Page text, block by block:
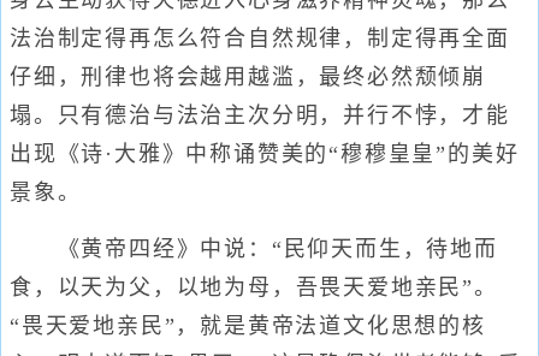
法治制定得再怎么符合自然规律，制定得再全面
仔细，刑律也将会越用越滥，最终必然颓倾崩
塌。只有德治与法治主次分明，并行不悖，才能
出现《诗·大雅》中称诵赞美的“穆穆皇皇”的美好
景象。
《黄帝四经》中说：“民仰天而生，待地而
食，以天为父，以地为母，吾畏天爱地亲民”。
“畏天爱地亲民”，就是黄帝法道文化思想的核